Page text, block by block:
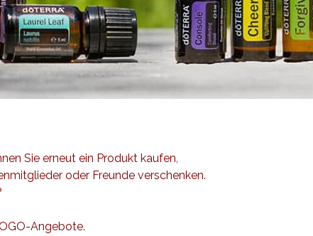
Sie erneut ein Produkt kaufen,
oder Freunde verschenken.
Angebote.